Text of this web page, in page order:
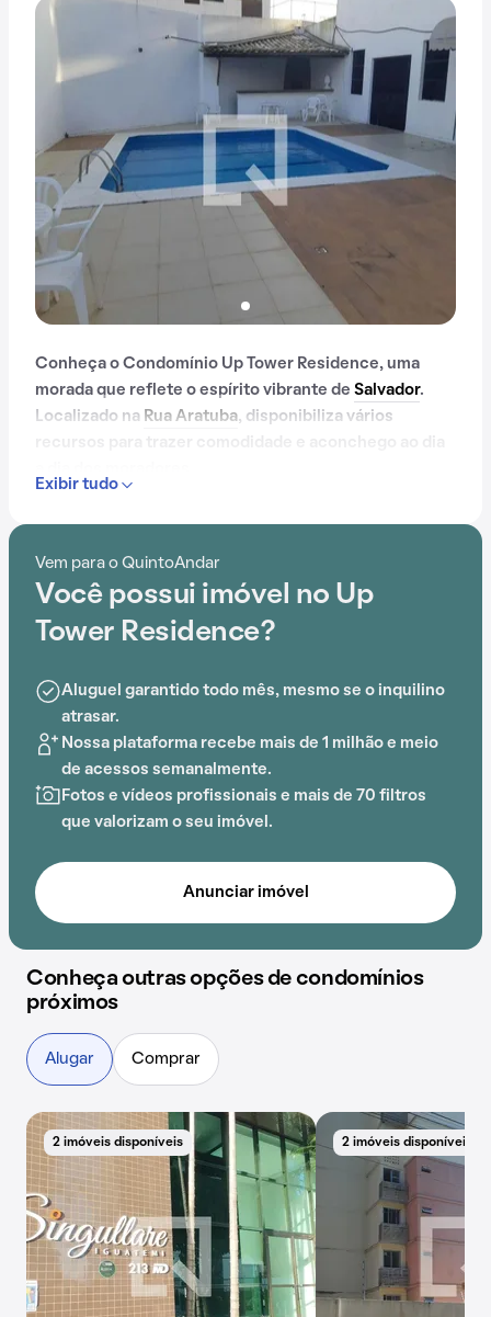
Conheça o Condomínio Up Tower Residence, uma
morada que reflete o espírito vibrante de Salvador.
Localizado na Rua Aratuba, disponibiliza vários
Contando com portaria 24 horas, elevador, academia,
Up Tower Residence é preparado para atender às
necessidades dos moradores que buscam lazer e
conforto em um só lugar.
A proximidade com PLANSERV, Shopping Capemi,
Unopar, Hospital Teresa de Lisieux, Escola Tempo de
Crescer e Mini Mundo acrescenta praticidade e
comodidade na rotina dos que residem no local.
Exibir tudo
Vem para o QuintoAndar
Você possui imóvel no Up
Tower Residence?
Aluguel garantido todo mês, mesmo se o inquilino
atrasar.
Nossa plataforma recebe mais de 1 milhão e meio
de acessos semanalmente.
Fotos e vídeos profissionais e mais de 70 filtros
que valorizam o seu imóvel.
Anunciar imóvel
Conheça outras opções de condomínios
próximos
Alugar Comprar
2 imóveis disponíveis 2 imóveis disponíveis